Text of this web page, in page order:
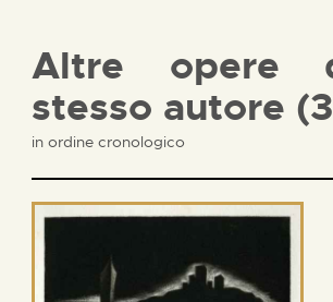
Altre opere
stesso autore
in ordine cronologico